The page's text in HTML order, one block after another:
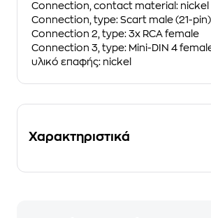
Connection, contact material: nickel
Connection, type: Scart male (21-pin)
Connection 2, type: 3x RCA female
Connection 3, type: Mini-DIN 4
υλικό επαφής: nickel
Χαρακτηριστικά